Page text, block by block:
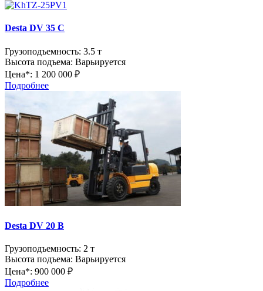
Desta DV 35 C
Грузоподъемность: 3.5 т
Высота подъема: Варьируется
Цена*: 1 200 000 ₽
Подробнее
Desta DV 20 B
Грузоподъемность: 2 т
Высота подъема: Варьируется
Цена*: 900 000 ₽
Подробнее